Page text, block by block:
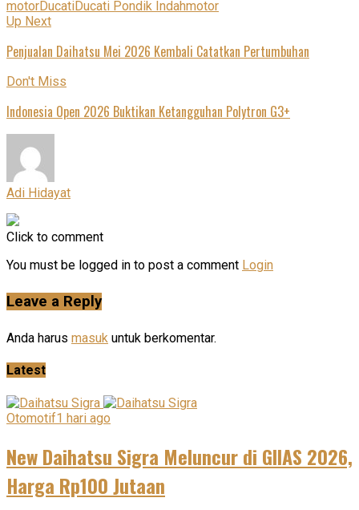
motorDucatiDucati Pondik Indahmotor
Up Next
Penjualan Daihatsu Mei 2026 Kembali Catatkan Pertumbuhan
Don't Miss
Indonesia Open 2026 Buktikan Ketangguhan Polytron G3+
Adi Hidayat
Click to comment
You must be logged in to post a comment Login
Leave a Reply
Anda harus masuk untuk berkomentar.
Latest
Otomotif1 hari ago
New Daihatsu Sigra Meluncur di GIIAS 2026,
Harga Rp100 Jutaan